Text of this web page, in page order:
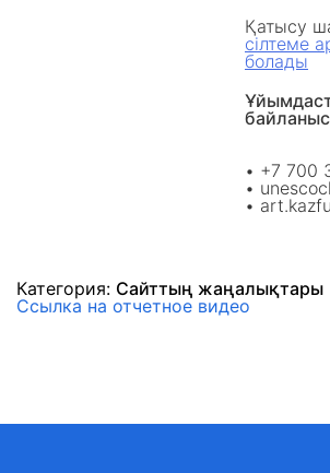
Қатысу
сілтеме
болады
• +7 700
•
•
Категория: Сайттың жаңалықтары
Ссылка на отчетное видео